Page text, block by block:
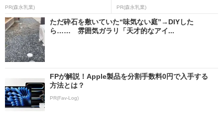
PR(森永乳業) PR(森永乳業)
ただ砕石を敷いていた“味気ない庭”→DIYした
ら…… 雰囲気ガラリ「天才的なアイ...
FPが解説！Apple製品を分割手数料0円で入手する
方法とは？
PR(Fav-Log)